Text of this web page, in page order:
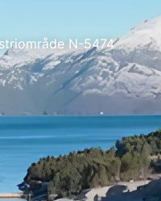
N-5474